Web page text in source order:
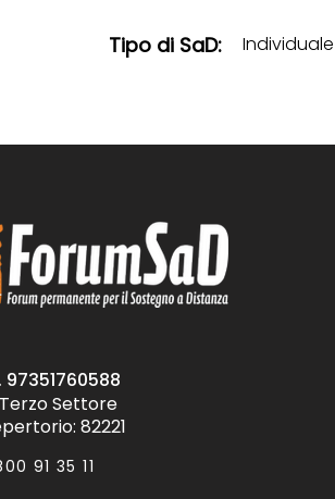
Tipo di SaD: Individuale
97351760588
Settore
82221
91 35 11